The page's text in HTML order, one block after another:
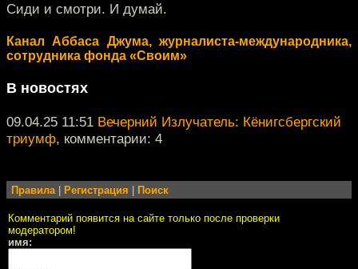
Сиди и смотри. И думай.
Канал Аббаса Джума, журналиста-международника,
сотрудника фонда «Своим»
В новостях
09.04.25 11:51 Вечерний Излучатель: Кёнигсбергский
триумф, комментарии: 4
Правила| Регистрация Поиск
Комментарий появится на сайте только после проверки
модератором!
имя: